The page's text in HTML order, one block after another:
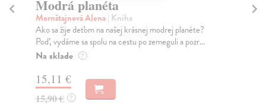
Modrá planéta
Mornštajnová Alena| Kniha
Ako sa žije deťom na našej krásnej modrej planéte?
Poď, vydáme sa spolu na cestu po zemeguli a pozr...
Na sklade ?
15,11 €
15,90 € ?